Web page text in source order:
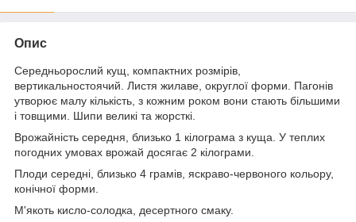
Опис
Середньорослий кущ, компактних розмірів,
вертикальностоячий. Листя жилаве, округлої форми. Пагонів
утворює малу кількість, з кожним роком вони стають більшими
і товщими. Шипи великі та жорсткі.
Врожайність середня, близько 1 кілограма з куща. У теплих
погодних умовах врожай досягає 2 кілограми.
Плоди середні, близько 4 грамів, яскраво-червоного кольору,
конічної форми.
М'якоть кисло-солодка, десертного смаку.